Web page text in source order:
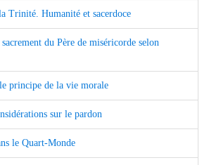
Trinité. Humanité et sacerdoce
du Père de miséricorde selon
principe de la vie morale
sur le pardon
le Quart-Monde